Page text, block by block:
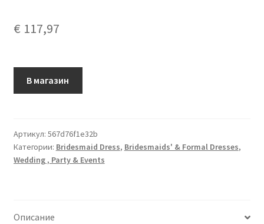
€ 117,97
В магазин
Артикул: 567d76f1e32b
Категории: Bridesmaid Dress, Bridesmaids' & Formal Dresses,
Wedding , Party & Events
Описание